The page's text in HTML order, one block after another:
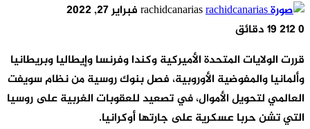
rachidcanariasأرسل
فبراير 27, 2022
0
19 دقائق
قررت الولايات المتحدة الأميركية وكندا وفرنسا وإيطاليا وبريطانيا
وألمانيا والمفوضية الأوروبية، فصل بنوك روسية من نظام سويفت
العالمي لتحويل الأموال، في تصعيد للعقوبات الغربية على روسيا
التي تشن حربا عسكرية على جارتها أوكرانيا.